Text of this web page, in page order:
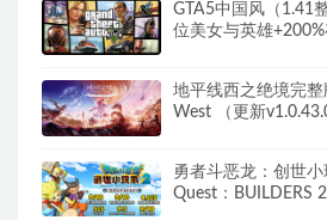
GTA5中国风（1.41
位美女与英雄+200%
地平线西之绝境完
West （更新
勇者斗恶龙：创世
Quest：BUILDERS 2